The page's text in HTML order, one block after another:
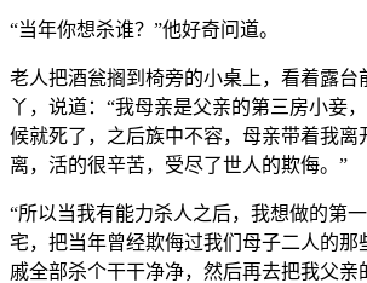
“当年你想杀谁？”他好奇问道。
老人把酒瓮搁到椅旁的小桌上，看着露台
丫，说道：“我母亲是父亲的第三房小妾
候就死了，之后族中不容，母亲带着我离
离，活的很辛苦，受尽了世人的欺侮。”
“所以当我有能力杀人之后，我想做的第
宅，把当年曾经欺侮过我们母子二人的那
戚全部杀个干干净净，然后再去把我父亲